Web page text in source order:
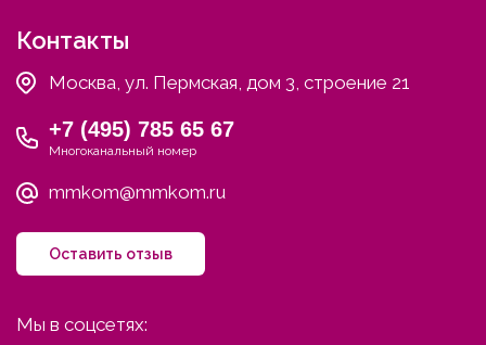
Контакты
Москва, ул. Пермская, дом 3, строение 21
+7 (495) 785 65 67
Многоканальный номер
mmkom@mmkom.ru
Оставить отзыв
Мы в соцсетях: